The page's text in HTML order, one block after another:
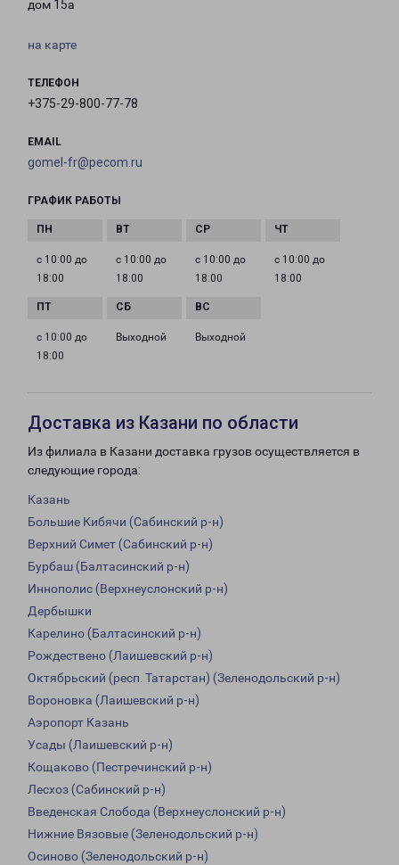
дом 15а
на карте
ТЕЛЕФОН
+375-29-800-77-78
EMAIL
gomel-fr@pecom.ru
ГРАФИК РАБОТЫ
с 10:00 до
18:00
с 10:00 до
18:00
с 10:00 до
18:00
с 10:00 до
18:00
с 10:00 до
18:00
Выходной Выходной
Доставка из Казани по области
Из филиала в Казани доставка грузов осуществляется в
следующие города:
Казань
Большие Кибячи (Сабинский р-н)
Верхний Симет (Сабинский р-н)
Бурбаш (Балтасинский р-н)
Иннополис (Верхнеуслонский р-н)
Дербышки
Карелино (Балтасинский р-н)
Рождествено (Лаишевский р-н)
Октябрьский (респ. Татарстан) (Зеленодольский р-н)
Вороновка (Лаишевский р-н)
Аэропорт Казань
Усады (Лаишевский р-н)
Кощаково (Пестречинский р-н)
Лесхоз (Сабинский р-н)
Введенская Слобода (Верхнеуслонский р-н)
Нижние Вязовые (Зеленодольский р-н)
Осиново (Зеленодольский р-н)